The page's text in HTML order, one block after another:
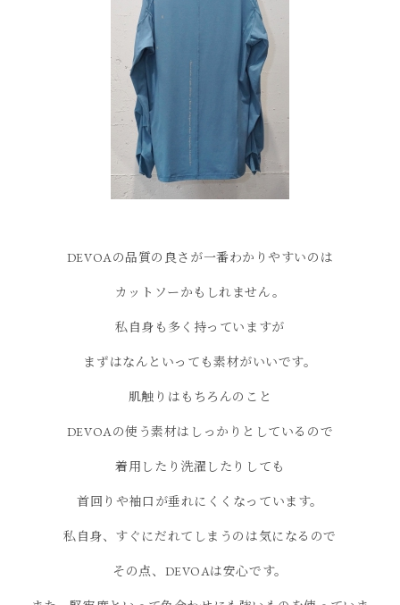
DEVOAの品質の良さが一番わかりやすいのは
カットソーかもしれません。
私自身も多く持っていますが
まずはなんといっても素材がいいです。
肌触りはもちろんのこと
DEVOAの使う素材はしっかりとしているので
着用したり洗濯したりしても
首回りや袖口が垂れにくくなっています。
私自身、すぐにだれてしまうのは気になるので
その点、DEVOAは安心です。